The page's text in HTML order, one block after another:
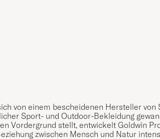
von einem bescheidenen Hersteller von
Sport- und Outdoor-Bekleidung
Vordergrund stellt, entwickelt Goldwin
zwischen Mensch und Natur